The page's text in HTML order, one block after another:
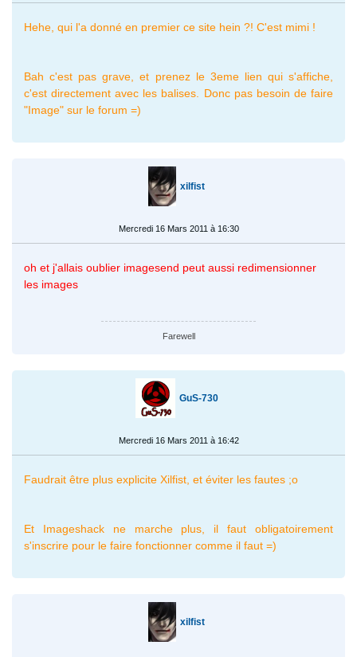
Hehe, qui l'a donné en premier ce site hein ?! C'est mimi !
Bah c'est pas grave, et prenez le 3eme lien qui s'affiche,
c'est directement avec les balises. Donc pas besoin de faire
"Image" sur le forum =)
xilfist
Mercredi 16 Mars 2011 à 16:30
oh et j'allais oublier imagesend peut aussi redimensionner
les images
Farewell
GuS-730
Mercredi 16 Mars 2011 à 16:42
Faudrait être plus explicite Xilfist, et éviter les fautes ;o
Et Imageshack ne marche plus, il faut obligatoirement
s'inscrire pour le faire fonctionner comme il faut =)
xilfist